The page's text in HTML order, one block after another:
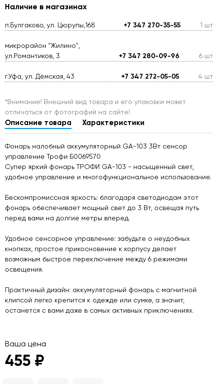
Наличие в магазинах
п.Булгаково, ул. Цюрупы,168 +7 347 270-35-55 1 шт
микрорайон "Жилино",
ул.Романтиков, 3
+7 347 280-09-96 6 шт
г.Уфа, ул. Дёмская, 43 +7 347 272-05-05 4 шт
*Внимание! Внешний вид товара и его упаковки может
отличаться от фотографий на сайте!
Описание товара Характеристики
Фонарь налобный аккумуляторный GA-103 3Вт сенсор
управление Трофи Б0069570
Супер яркий фонарь ТРОФИ GA-103 - насыщенный свет,
удобное управление и многофункциональное использование.
Бескомпромиссная яркость: благодаря светодиодам этот
фонарь обеспечивает мощный свет до 3 Вт, освещая путь
перед вами на долгие метры вперед.
Удобное сенсорное управление: забудьте о неудобных
кнопках, простое прикосновение к корпусу делает
возможным быстрое переключение между 6 режимами
освещения.
Практичный дизайн: аккумуляторный фонарь с магнитной
клипсой легко крепится к одежде или сумке, а значит,
останется с вами даже в самых активных приключениях.
Ваша цена
455 ₽